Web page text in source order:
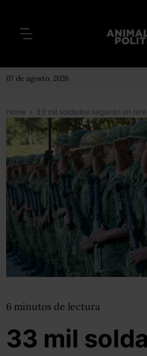
07 de agosto, 2026
Home >
6 minutos de lectura
33 mil